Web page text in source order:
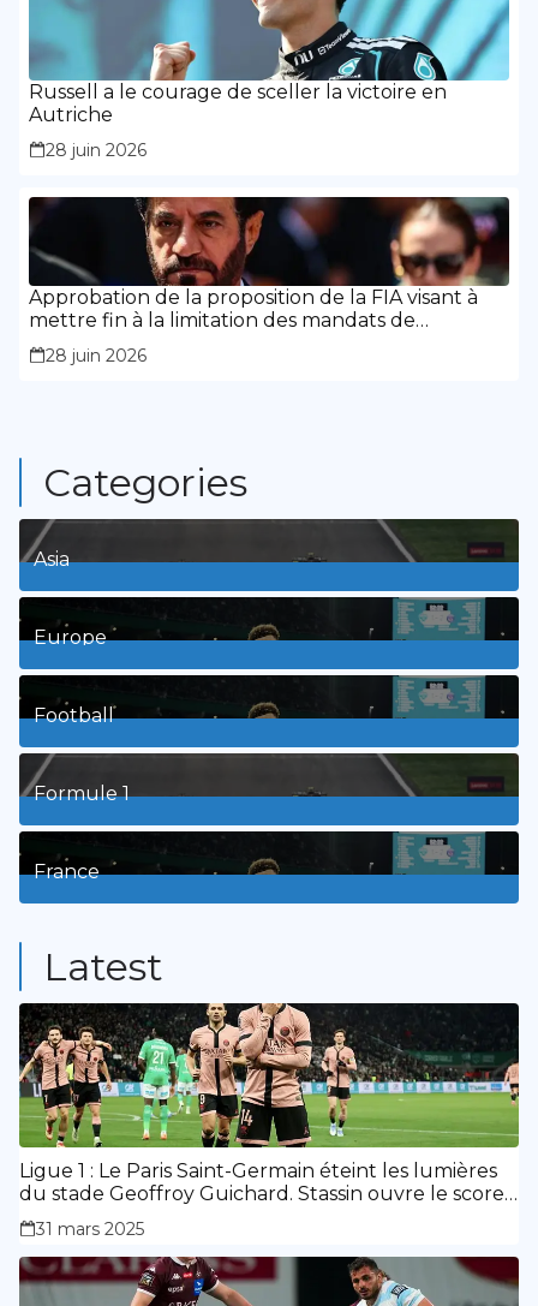
Russell a le courage de sceller la victoire en
Autriche
28 juin 2026
Approbation de la proposition de la FIA visant à
mettre fin à la limitation des mandats de
présidence
28 juin 2026
Categories
Asia
1Posts
Europe
3Posts
Football
8Posts
Formule 1
3Posts
France
Latest
Ligue 1 : Le Paris Saint-Germain éteint les lumières
du stade Geoffroy Guichard. Stassin ouvre le score,
doublé de Doué.
31 mars 2025